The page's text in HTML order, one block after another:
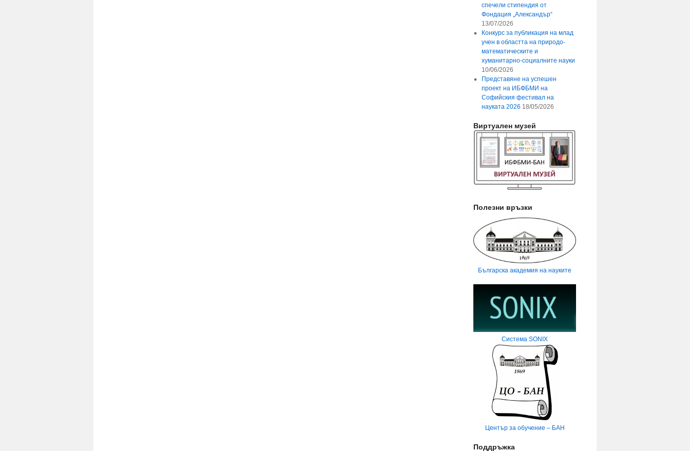
спечели стипендия от
Фондация „Александър“
13/07/2026
Конкурс за публикация на млад
учен в областта на природо-
математическите и
хуманитарно-социалните науки
10/06/2026
Представяне на успешен
проект на ИБФБМИ на
Софийския фестивал на
науката 2026 18/05/2026
Виртуален музей
Полезни връзки
Българска академия на науките
Система SONIX
Център за обучение – БАН
Поддръжка